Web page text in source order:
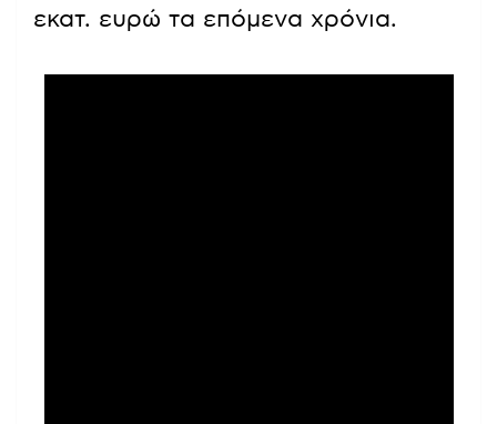
εκατ. ευρώ τα επόμενα χρόνια.